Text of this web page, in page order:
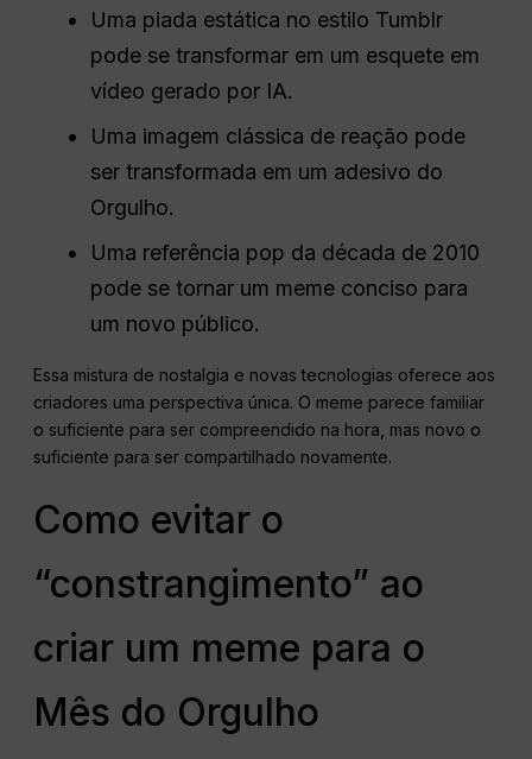
Uma piada estática no estilo Tumblr
pode se transformar em um esquete em
vídeo gerado por IA.
Uma imagem clássica de reação pode
ser transformada em um adesivo do
Orgulho.
Uma referência pop da década de 2010
pode se tornar um meme conciso para
um novo público.
Essa mistura de nostalgia e novas tecnologias oferece aos
criadores uma perspectiva única. O meme parece familiar
o suficiente para ser compreendido na hora, mas novo o
suficiente para ser compartilhado novamente.
Como evitar o
“constrangimento” ao
criar um meme para o
Mês do Orgulho